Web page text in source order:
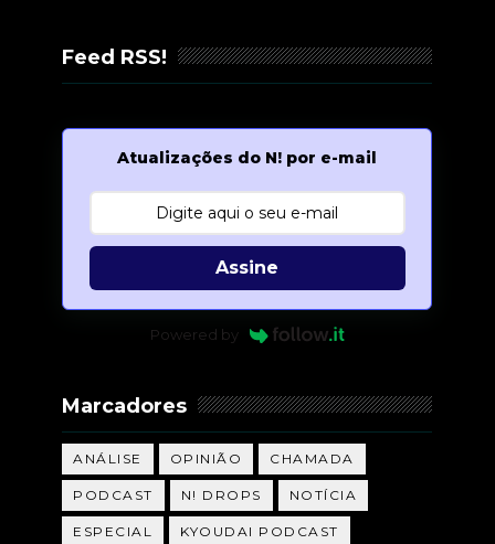
Feed RSS!
Atualizações do N! por e-mail
Assine
Powered by
Marcadores
ANÁLISE OPINIÃO CHAMADA
PODCAST N! DROPS NOTÍCIA
ESPECIAL KYOUDAI PODCAST